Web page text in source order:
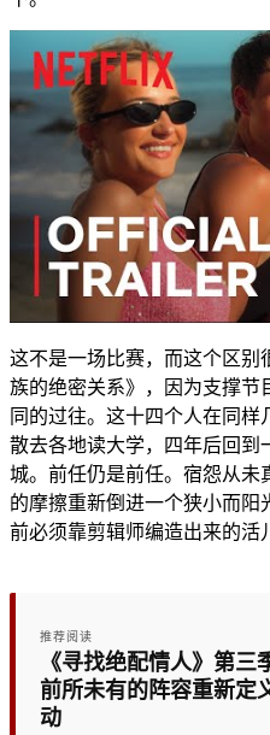
这不是一场比赛，而这个区别
族的绝密关系》，因为支撑节
同的过往。这十四个人在同样
散去各地读大学，四年后回到
城。前任仍是前任。宿怨从未
的摩擦重新倒进一个狭小而阳
前必须靠剪辑师编造出来的活
推荐阅读
《寻找绝配情人》第三
前所未有的阵容重新定
动